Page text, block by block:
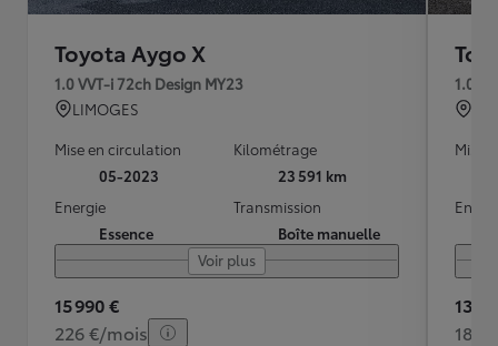
Toyota Aygo X
1.0 VVT-i 72ch Design MY23
LIMOGES
Mise en circulation
05-2023
Kilométrage
23 591 km
Energie
Essence
Transmission
Boîte manuelle
Voir plus
15 990 €
226 €/mois
1.0
Mise
13
184